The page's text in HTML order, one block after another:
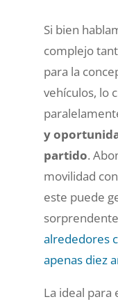
Si bien
complejo
para la
vehículos, lo
y
partido.
movilidad
este puede
alrededores
apenas diez
La ideal para